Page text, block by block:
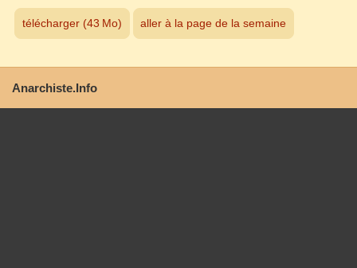
télécharger (43 Mo) aller à la page de la semaine
Anarchiste.Info